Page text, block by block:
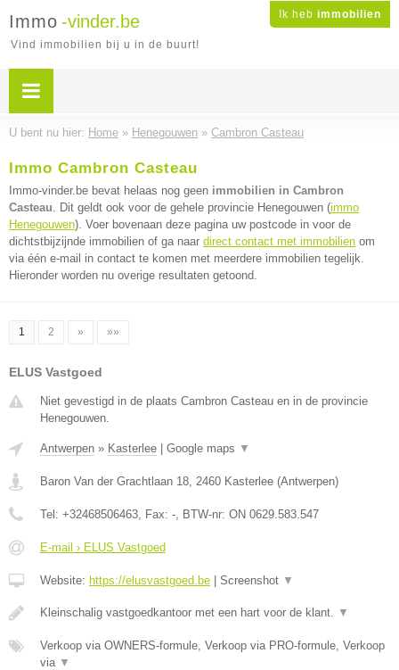
Ik heb immobilien
Immo -vinder.be
Vind immobilien bij u in de buurt!
U bent nu hier: Home » Henegouwen » Cambron Casteau
Immo Cambron Casteau
Immo-vinder.be bevat helaas nog geen immobilien in Cambron
Casteau. Dit geldt ook voor de gehele provincie Henegouwen (immo
Henegouwen). Voer bovenaan deze pagina uw postcode in voor de
dichtstbijzijnde immobilien of ga naar direct contact met immobilien om
via één e-mail in contact te komen met meerdere immobilien tegelijk.
Hieronder worden nu overige resultaten getoond.
1 2 » »»
ELUS Vastgoed
Niet gevestigd in de plaats Cambron Casteau en in de provincie
Henegouwen.
Antwerpen » Kasterlee Google maps ▼
Baron Van der Grachtlaan 18, 2460 Kasterlee (Antwerpen)
Tel: +32468506463, Fax: -, BTW-nr: ON 0629.583.547
E-mail › ELUS Vastgoed
Website: https://elusvastgoed.be Screenshot ▼
Kleinschalig vastgoedkantoor met een hart voor de klant. ▼
Verkoop via OWNERS-formule, Verkoop via PRO-formule, Verkoop
via ▼